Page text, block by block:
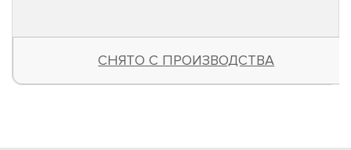
СНЯТО С ПРОИЗВОДСТВА